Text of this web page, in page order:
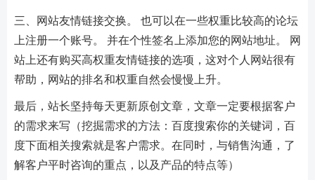
三、网站友情链接交换。 也可以在一些权重比较高的论坛
上注册一个账号。 并在个性签名上添加您的网站地址。 网
站上还有购买高权重友情链接的选项，这对个人网站很有
帮助，网站的排名和权重自然会慢慢上升。
最后，站长坚持每天更新原创文章，文章一定要根据客户
的需求来写（挖掘需求的方法：百度搜索你的关键词，百
度下面相关搜索就是客户需求。在同时，与销售沟通，了
解客户平时咨询的重点，以及产品的特点等）